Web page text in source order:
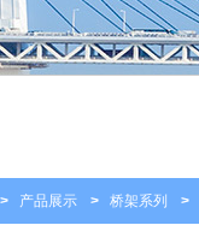
> 产品展示 > 桥架系列 >